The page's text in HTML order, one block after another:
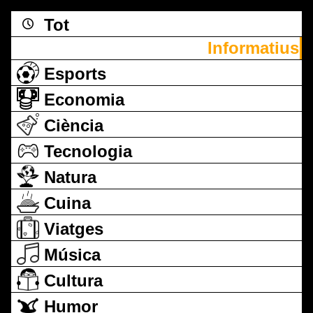
Tot
Informatius
Esports
Economia
Ciència
Tecnologia
Natura
Cuina
Viatges
Música
Cultura
Humor